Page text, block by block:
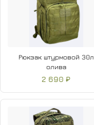
Рюкзак штурмовой 30л
олива
2 690 ₽